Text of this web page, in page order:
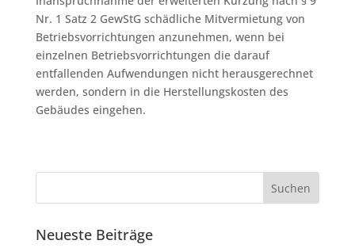
Nr. 1 Satz 2 GewStG schädliche Mitvermietung von
Betriebsvorrichtungen anzunehmen, wenn bei
einzelnen Betriebsvorrichtungen die darauf
entfallenden Aufwendungen nicht herausgerechnet
werden, sondern in die Herstellungskosten des
Gebäudes eingehen.
Neueste Beiträge